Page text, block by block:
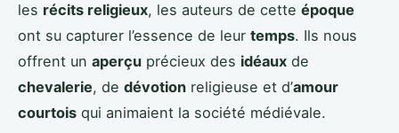
les récits religieux, les auteurs de cette époque
ont su capturer l’essence de leur temps. Ils nous
offrent un aperçu précieux des idéaux de
chevalerie, de dévotion religieuse et d’amour
courtois qui animaient la société médiévale.